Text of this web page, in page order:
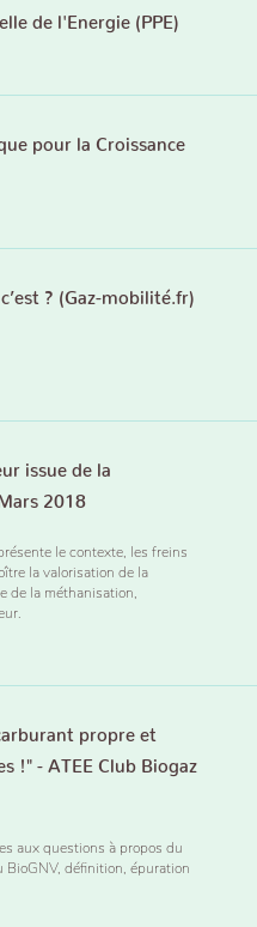
de l'Energie (PPE)
pour la Croissance
? (Gaz-mobilité.fr)
issue de la
2018
le contexte, les freins
la valorisation de la
de la méthanisation,
propre et
!" - ATEE Club Biogaz
aux questions à propos du
définition, épuration